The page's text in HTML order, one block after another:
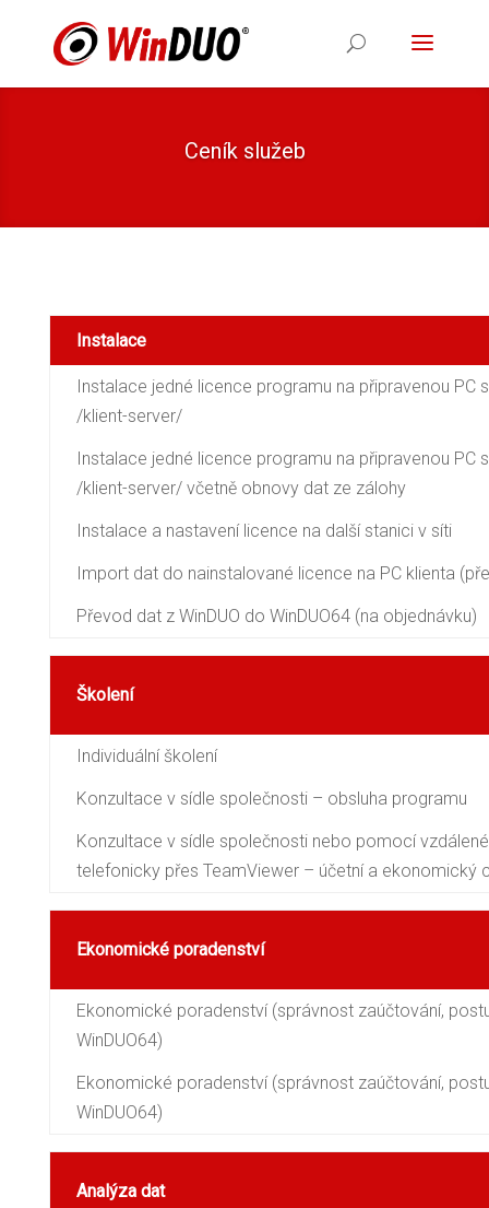
Ceník služeb
Instalace
Instalace jedné licence programu na připravenou PC
/klient-server/
Instalace jedné licence programu na připravenou PC
/klient-server/ včetně obnovy dat ze zálohy
Instalace a nastavení licence na další stanici v síti
Import dat do nainstalované licence na PC klienta
Převod dat z WinDUO do WinDUO64 (na objednávku)
Školení
Individuální školení
Konzultace v sídle společnosti – obsluha programu
Konzultace v sídle společnosti nebo pomocí
telefonicky přes TeamViewer – účetní a ekonomický
Ekonomické poradenství
Ekonomické poradenství (správnost zaúčtování,
WinDUO64)
Ekonomické poradenství (správnost zaúčtování,
WinDUO64)
Analýza dat